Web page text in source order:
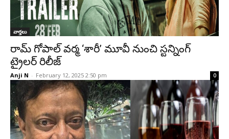
వార్తలు
రామ్ గోపాల్ వర్మ ‘శారీ’ మూవీ నుంచి స్టన్నింగ్
ట్రైలర్ రిలీజ్
Anji N - February 12, 2025 2:50 pm 0